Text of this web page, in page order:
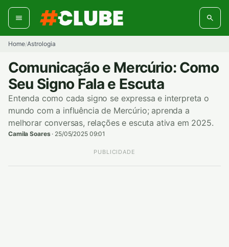
Pular
para
conteúdo
Home/Astrologia
Comunicação e Mercúrio: Como
Seu Signo Fala e Escuta
Entenda como cada signo se expressa e interpreta o
mundo com a influência de Mercúrio; aprenda a
melhorar conversas, relações e escuta ativa em 2025.
Camila Soares· 25/05/2025 09:01
PUBLICIDADE